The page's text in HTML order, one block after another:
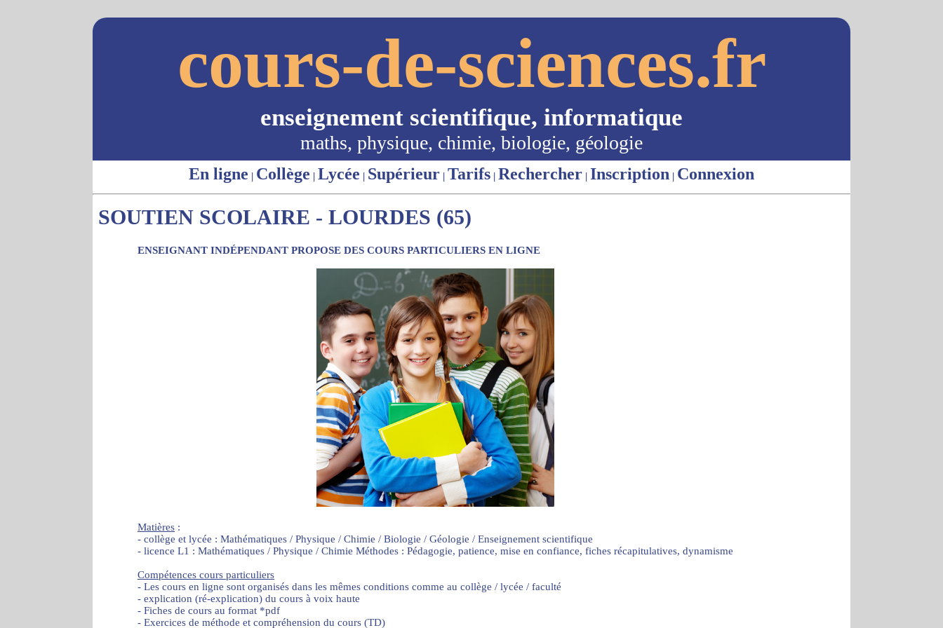
cours-de-sciences.fr
enseignement scientifique, informatique
maths, physique, chimie, biologie, géologie
En ligne | Collège | Lycée | Supérieur | Tarifs | Rechercher | Inscription | Connexion
SOUTIEN SCOLAIRE - LOURDES (65)
ENSEIGNANT INDÉPENDANT PROPOSE DES COURS PARTICULIERS EN LIGNE
Matières :
- collège et lycée : Mathématiques / Physique / Chimie / Biologie / Géologie / Enseignement scientifique
- licence L1 : Mathématiques / Physique / Chimie Méthodes : Pédagogie, patience, mise en confiance, fiches récapitulatives, dynamisme
Compétences cours particuliers
- Les cours en ligne sont organisés dans les mêmes conditions comme au collège / lycée / faculté
- explication (ré-explication) du cours à voix haute
- Fiches de cours au format *pdf
- Exercices de méthode et compréhension du cours (TD)